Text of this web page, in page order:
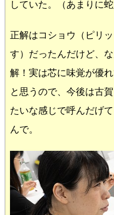
していた。（あまりに
正解はコショウ（ピリ
す）だったんだけど、
解！実は芯に味覚が優
と思うので、今後は古
たいな感じで呼んだげ
んで。